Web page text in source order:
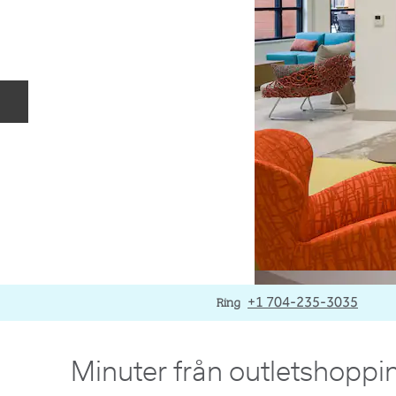
Ring
Ring +1 704-235-3035
Minuter från